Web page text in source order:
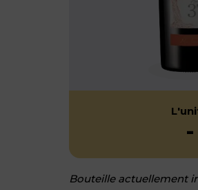
-
Bouteille actuellement